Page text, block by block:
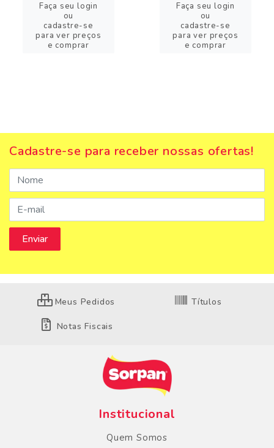
Faça seu login
ou
cadastre-se
para ver preços
e comprar
Faça seu login
ou
cadastre-se
para ver preços
e comprar
Cadastre-se para receber nossas ofertas!
Meus Pedidos Títulos
Notas Fiscais
Institucional
Quem Somos